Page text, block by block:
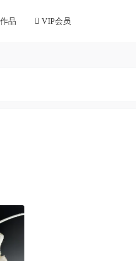
品 VIP会员